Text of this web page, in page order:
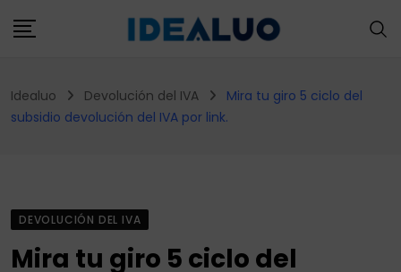
to
Idealuo Devolución del IVA
Mira tu giro 5 ciclo del
subsidio devolución del IVA por link.
DEVOLUCIÓN DEL IVA
Mira tu giro 5 ciclo del